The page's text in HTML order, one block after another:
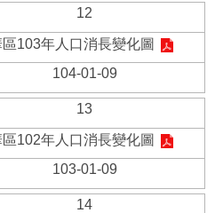
12
103年人口消長變化圖
104-01-09
13
102年人口消長變化圖
103-01-09
14